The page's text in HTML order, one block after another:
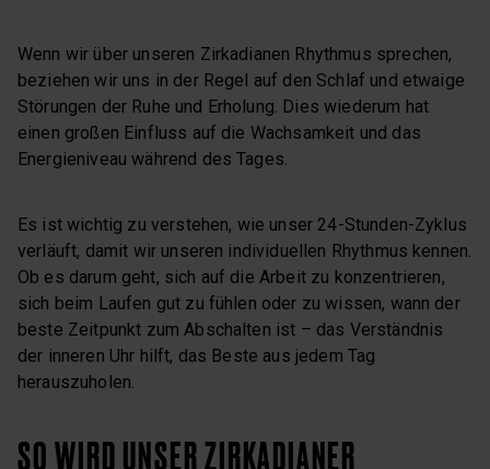
Wenn wir über unseren Zirkadianen Rhythmus sprechen,
beziehen wir uns in der Regel auf den Schlaf und etwaige
Störungen der Ruhe und Erholung. Dies wiederum hat
einen großen Einfluss auf die Wachsamkeit und das
Energieniveau während des Tages.
Es ist wichtig zu verstehen, wie unser 24-Stunden-Zyklus
verläuft, damit wir unseren individuellen Rhythmus kennen.
Ob es darum geht, sich auf die Arbeit zu konzentrieren,
sich beim Laufen gut zu fühlen oder zu wissen, wann der
beste Zeitpunkt zum Abschalten ist – das Verständnis
der inneren Uhr hilft, das Beste aus jedem Tag
herauszuholen.
SO WIRD UNSER ZIRKADIANER